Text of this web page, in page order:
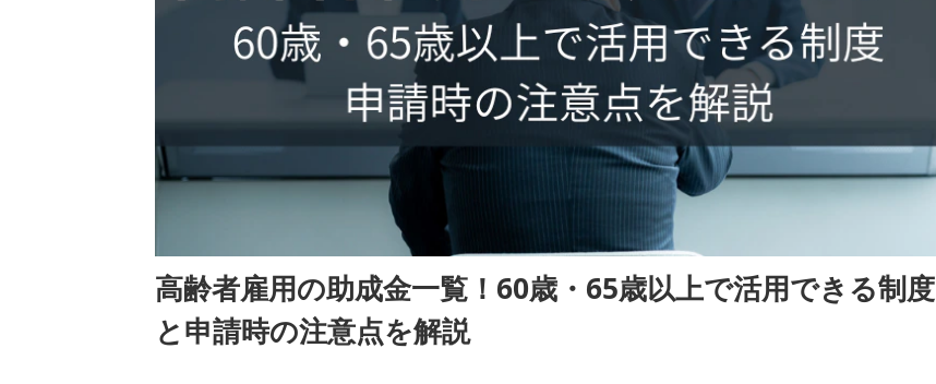
高齢者雇用の助成金一覧！60歳・65歳以上で活用できる制度
と申請時の注意点を解説